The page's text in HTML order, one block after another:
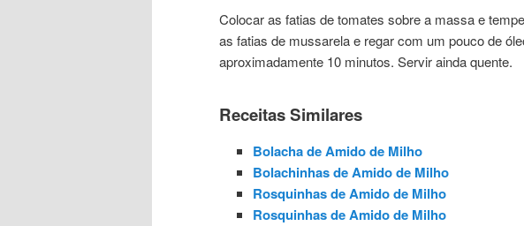
Colocar as fatias de tomates sobre a massa e
as fatias de mussarela e regar com um pouco de
aproximadamente 10 minutos. Servir ainda quente.
Receitas Similares
Bolacha de Amido de Milho
Bolachinhas de Amido de Milho
Rosquinhas de Amido de Milho
Rosquinhas de Amido de Milho